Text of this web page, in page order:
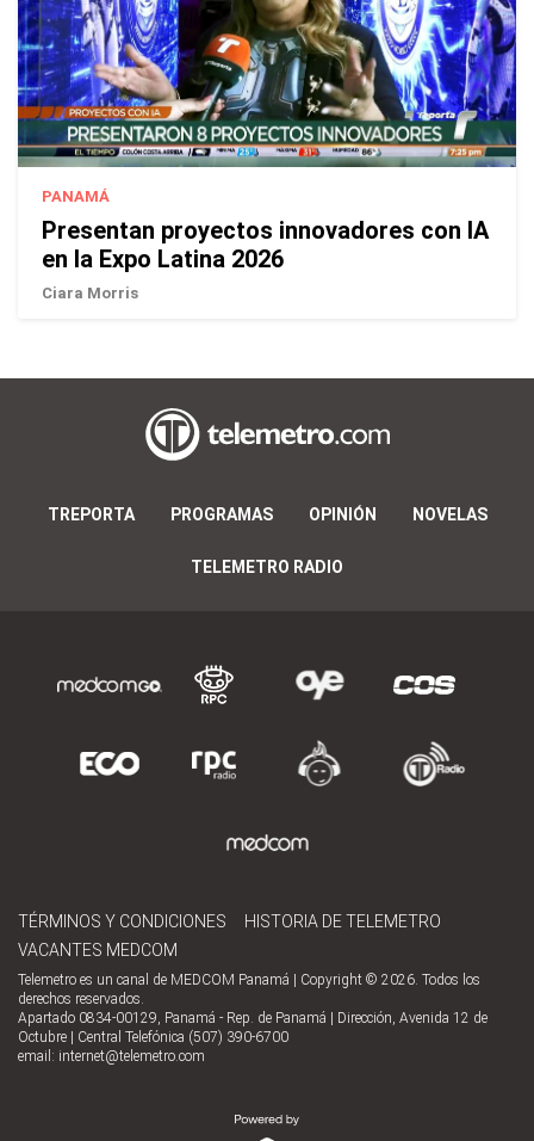
PANAMÁ
Presentan proyectos innovadores con IA
en la Expo Latina 2026
Ciara Morris
TREPORTA PROGRAMAS OPINIÓN NOVELAS
TELEMETRO RADIO
TÉRMINOS Y CONDICIONES
HISTORIA DE TELEMETRO
VACANTES MEDCOM
Telemetro es un canal de MEDCOM Panamá | Copyright © 2026. Todos los
derechos reservados.
Apartado 0834-00129, Panamá - Rep. de Panamá | Dirección, Avenida 12 de
Octubre | Central Telefónica (507) 390-6700
email: internet@telemetro.com